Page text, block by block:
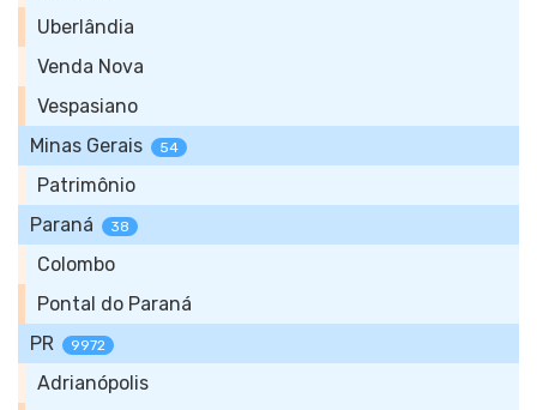
Uberlândia
Venda Nova
Vespasiano
Minas Gerais
54
Patrimônio
Paraná
38
Colombo
Pontal do Paraná
PR
9972
Adrianópolis